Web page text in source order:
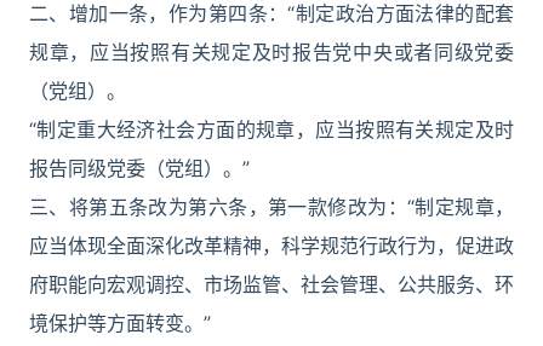
二、增加一条，作为第四条：“制定政治方面法律的配套
规章，应当按照有关规定及时报告党中央或者同级党委
（党组）。
“制定重大经济社会方面的规章，应当按照有关规定及时
报告同级党委（党组）。”
三、将第五条改为第六条，第一款修改为：“制定规章，
应当体现全面深化改革精神，科学规范行政行为，促进政
府职能向宏观调控、市场监管、社会管理、公共服务、环
境保护等方面转变。”